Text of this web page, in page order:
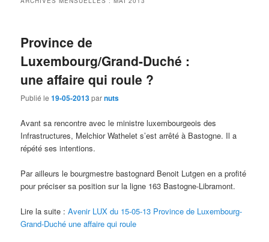
Province de
Luxembourg/Grand-Duché :
une affaire qui roule ?
Publié le19-05-2013parnuts
Avant sa rencontre avec le ministre luxembourgeois des
Infrastructures, Melchior Wathelet s’est arrêté à Bastogne. Il a
répété ses intentions.
Par ailleurs le bourgmestre bastognard Benoit Lutgen en a profité
pour préciser sa position sur la ligne 163 Bastogne-Libramont.
Lire la suite :Avenir LUX du 15-05-13 Province de Luxembourg-
Grand-Duché une affaire qui roule